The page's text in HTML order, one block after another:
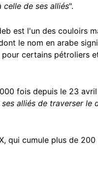
de ses alliés".
est l'un des couloirs
le nom en arabe
certains pétroliers
fois depuis le 23
alliés de traverser le
qui cumule plus de